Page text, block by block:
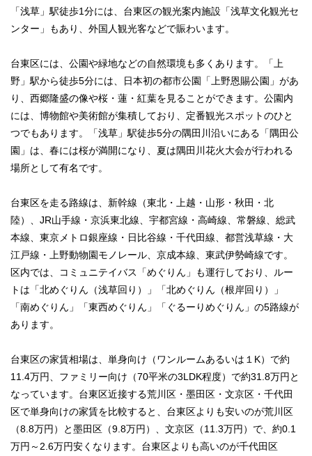
「浅草」駅徒歩1分には、台東区の観光案内施設「浅草文化観光セ
ンター」もあり、外国人観光客などで賑わいます。
台東区には、公園や緑地などの自然環境も多くあります。「上
野」駅から徒歩5分には、日本初の都市公園「上野恩賜公園」があ
り、西郷隆盛の像や桜・蓮・紅葉を見ることができます。公園内
には、博物館や美術館が集積しており、定番観光スポットのひと
つでもあります。「浅草」駅徒歩5分の隅田川沿いにある「隅田公
園」は、春には桜が満開になり、夏は隅田川花火大会が行われる
場所として有名です。
台東区を走る路線は、新幹線（東北・上越・山形・秋田・北
陸）、JR山手線・京浜東北線、宇都宮線・高崎線、常磐線、総武
本線、東京メトロ銀座線・日比谷線・千代田線、都営浅草線・大
江戸線・上野動物園モノレール、京成本線、東武伊勢崎線です。
区内では、コミュニテイバス「めぐりん」も運行しており、ルー
トは「北めぐりん（浅草回り）」「北めぐりん（根岸回り）」
「南めぐりん」「東西めぐりん」「ぐるーりめぐりん」の5路線が
あります。
台東区の家賃相場は、単身向け（ワンルームあるいは１K）で約
11.4万円、ファミリー向け（70平米の3LDK程度）で約31.8万円と
なっています。台東区近接する荒川区・墨田区・文京区・千代田
区で単身向けの家賃を比較すると、台東区よりも安いのが荒川区
（8.8万円）と墨田区（9.8万円）、文京区（11.3万円）で、約0.1
万円～2.6万円安くなります。台東区よりも高いのが千代田区